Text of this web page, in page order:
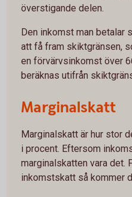
överstigande delen.
Den inkomst man betalar
att få fram skiktgränsen,
en förvärvsinkomst över
beräknas utifrån
Marginalskatt
Marginalskatt är hur stor
i procent. Eftersom
marginalskatten vara det.
inkomstskatt så kommer